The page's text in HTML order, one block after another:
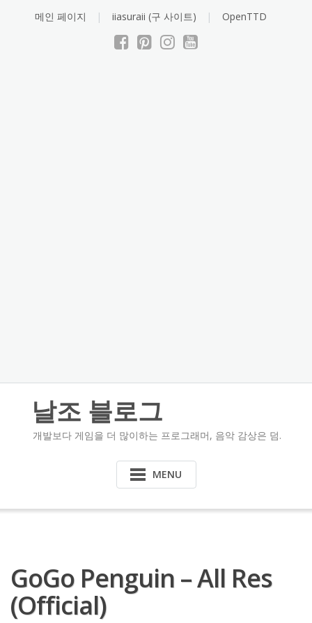
메인 페이지 iiasuraii (구 사이트) OpenTTD
날조 블로그
개발보다 게임을 더 많이하는 프로그래머, 음악 감상은 덤.
MENU
GoGo Penguin – All Res
(Official)